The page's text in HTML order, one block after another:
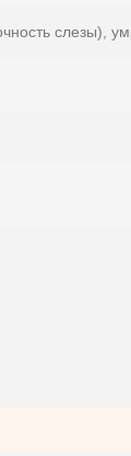
слезы),